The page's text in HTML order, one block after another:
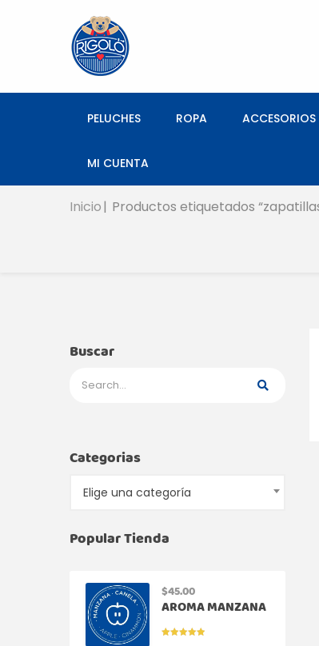
PELUCHES ROPA ACCESORIOS
MI CUENTA
Inicio Productos etiquetados
Buscar
Categorias
Elige una categoría
Popular Tienda
$45.00
AROMA MANZANA
CANELA